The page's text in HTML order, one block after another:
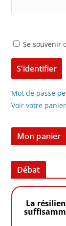
Se souvenir
Mot de passe
Voir votre panier
Mon panier
Débat
La